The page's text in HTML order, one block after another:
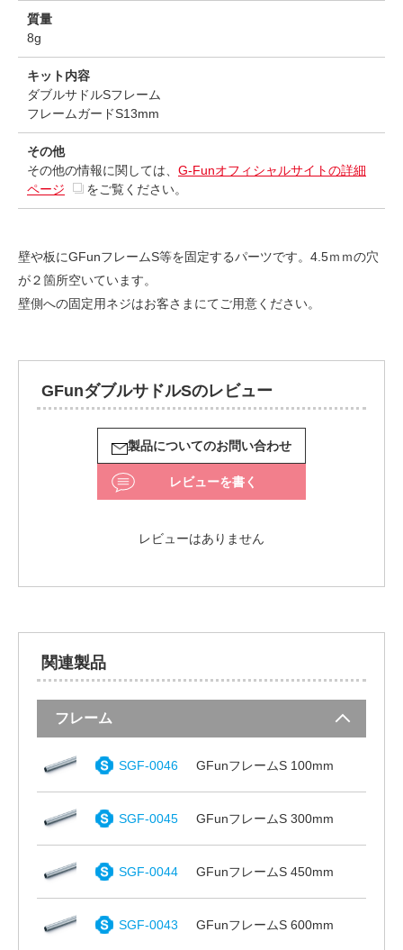
質量
8g
キット内容
ダブルサドルSフレーム
フレームガードS13mm
その他
その他の情報に関しては、 G-Funオフィシャルサイトの詳細
ページ
をご覧ください。
壁や板にGFunフレームS等を固定するパーツです。4.5ｍｍの穴
が２箇所空いています。
壁側への固定用ネジはお客さまにてご用意ください。
GFunダブルサドルSのレビュー
製品についてのお問い合わせ
レビューを書く
レビューはありません
関連製品
フレーム
SGF-0046 GFunフレームS 100mm
SGF-0045 GFunフレームS 300mm
SGF-0044 GFunフレームS 450mm
SGF-0043 GFunフレームS 600mm